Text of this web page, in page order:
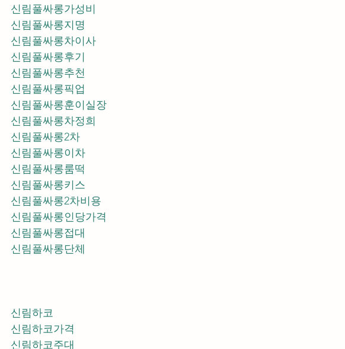
신림풀싸롱가성비
신림풀싸롱지명
신림풀싸롱차이사
신림풀싸롱후기
신림풀싸롱추천
신림풀싸롱훈이실장
신림풀싸롱차정희
신림풀싸롱2차
신림풀싸롱이차
신림풀싸롱룸떡
신림풀싸롱키스
신림풀싸롱2차비용
신림풀싸롱인당가격
신림풀싸롱접대
신림풀싸롱단체
신림하코
신림하코가격
신림하코주대